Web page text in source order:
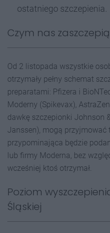
ostatniego szczepienia.
Czym nas
Od 2 listopada wszystkie
otrzymały pełny schemat
preparatami: Pfizera i
Moderny (Spikevax),
dawkę szczepionki Johnson
Janssen), mogą przyjmować
przypominająca będzie
lub firmy Moderna, bez
wcześniej ktoś otrzymał.
Poziom
Śląskiej